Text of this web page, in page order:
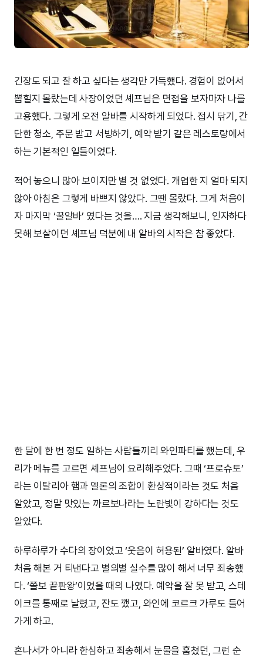
긴장도 되고 잘 하고 싶다는 생각만 가득했다. 경험이 없어서
뽑힐지 몰랐는데 사장이었던 셰프님은 면접을 보자마자 나를
고용했다. 그렇게 오전 알바를 시작하게 되었다. 접시 닦기, 간
단한 청소, 주문 받고 서빙하기, 예약 받기 같은 레스토랑에서
하는 기본적인 일들이었다.
적어 놓으니 많아 보이지만 별 것 없었다. 개업한 지 얼마 되지
않아 아침은 그렇게 바쁘지 않았다. 그땐 몰랐다. 그게 처음이
자 마지막 ‘꿀알바’ 였다는 것을…. 지금 생각해보니, 인자하다
못해 보살이던 셰프님 덕분에 내 알바의 시작은 참 좋았다.
한 달에 한 번 정도 일하는 사람들끼리 와인파티를 했는데, 우
리가 메뉴를 고르면 셰프님이 요리해주었다. 그때 ‘프로슈토’
라는 이탈리아 햄과 멜론의 조합이 환상적이라는 것도 처음
알았고, 정말 맛있는 까르보나라는 노란빛이 강하다는 것도
알았다.
하루하루가 수다의 장이었고 ‘웃음이 허용된’ 알바였다. 알바
처음 해본 거 티낸다고 별의별 실수를 많이 해서 너무 죄송했
다. ‘쫄보 끝판왕’이었을 때의 나였다. 예약을 잘 못 받고, 스테
이크를 통째로 날렸고, 잔도 깼고, 와인에 코르크 가루도 들어
가게 하고.
혼나서가 아니라 한심하고 죄송해서 눈물을 훔쳤던, 그런 순